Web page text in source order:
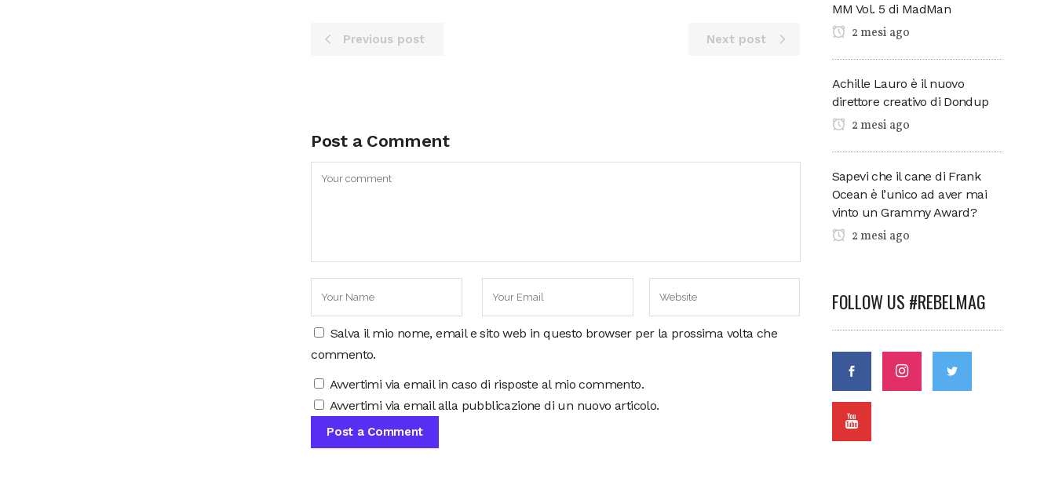
Previous post Next post
Post a Comment
Salva il mio nome, email e sito web in questo browser per la prossima volta che
commento.
Avvertimi via email in caso di risposte al mio commento.
Avvertimi via email alla pubblicazione di un nuovo articolo.
MM Vol. 5 di MadMan
2 mesi ago
Achille Lauro è il nuovo
direttore creativo di Dondup
2 mesi ago
Sapevi che il cane di Frank
Ocean è l’unico ad aver mai
vinto un Grammy Award?
2 mesi ago
FOLLOW US #REBELMAG